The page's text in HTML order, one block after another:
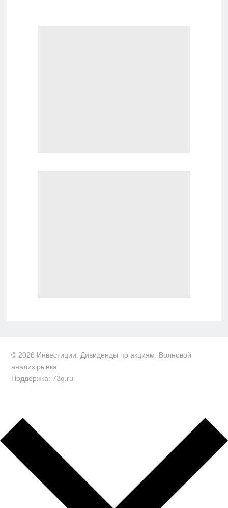
© 2026 Инвестиции. Дивиденды по акциям. Волновой
анализ рынка
Поддержка: 73q.ru